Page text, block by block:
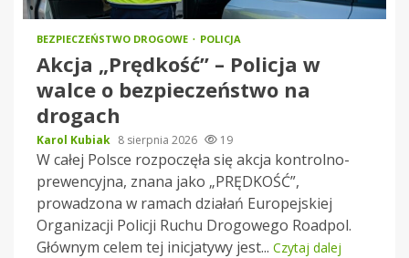
BEZPIECZEŃSTWO DROGOWE POLICJA
Akcja „Prędkość” – Policja w
walce o bezpieczeństwo na
drogach
Karol Kubiak 8 sierpnia 2026 19
W całej Polsce rozpoczęła się akcja kontrolno-
prewencyjna, znana jako „PRĘDKOŚĆ”,
prowadzona w ramach działań Europejskiej
Organizacji Policji Ruchu Drogowego Roadpol.
Głównym celem tej inicjatywy jest... Czytaj dalej